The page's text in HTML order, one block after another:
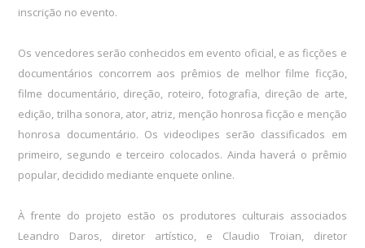
inscrição no evento.
Os vencedores serão conhecidos em evento oficial, e as ficções e
documentários concorrem aos prêmios de melhor filme ficção,
filme documentário, direção, roteiro, fotografia, direção de arte,
edição, trilha sonora, ator, atriz, menção honrosa ficção e menção
honrosa documentário. Os videoclipes serão classificados em
primeiro, segundo e terceiro colocados. Ainda haverá o prêmio
popular, decidido mediante enquete online.
À frente do projeto estão os produtores culturais associados
Leandro Daros, diretor artístico, e Claudio Troian, diretor